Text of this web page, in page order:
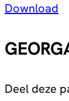
Download
Deel deze